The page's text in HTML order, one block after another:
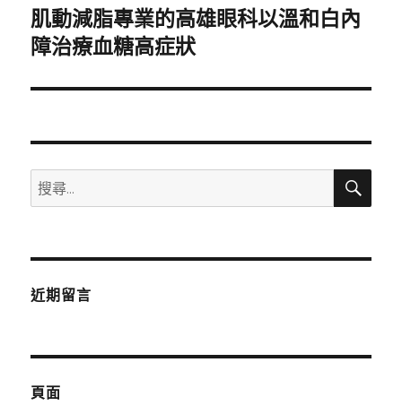
下
一
文
肌動減脂專業的高雄眼科以溫和白內
障治療血糖高症狀
搜
尋
鍵
搜
近期留言
頁面